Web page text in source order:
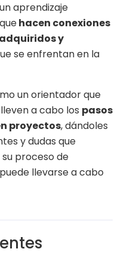
aprendizaje
hacen conexiones
y
se enfrentan en la
un orientador que
a cabo los pasos
proyectos, dándoles
y dudas que
proceso de
llevarse a cabo